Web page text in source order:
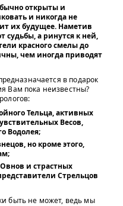
открыты и
и никогда не
их будущее. Наметив
судьбы, а ринутся к ней,
красного смелы до
чем иногда приводят
в подарок
Вам пока неизвестны?
Тельца, активных
Весов,
Водолея;
но кроме этого,
и страстных
Стрельцов
быть не может, ведь мы